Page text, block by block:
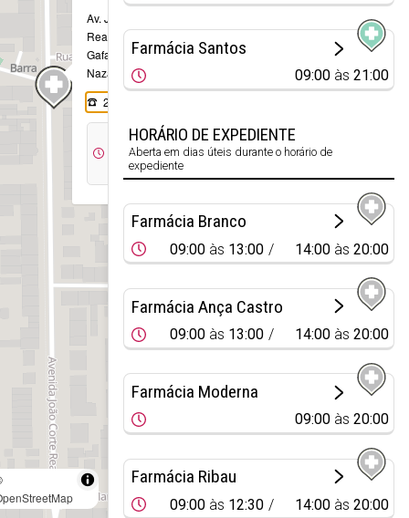
Av. João Corte
Real, Nº 101, R/C
Gafanha da
Nazaré
234 360 721
09:00
13:00
14:00
às
20:00
Farmácia Santos
09:00 às21:00
HORÁRIO DE EXPEDIENTE
Aberta em dias úteis durante o horário de
expediente
Farmácia Branco
09:00 às 13:00 14:00 às20:00
Farmácia Ança Castro
09:00 às 13:00 14:00 às20:00
Farmácia Moderna
09:00 às20:00
Farmácia Ribau
09:00 às 12:30 14:00 às20:00